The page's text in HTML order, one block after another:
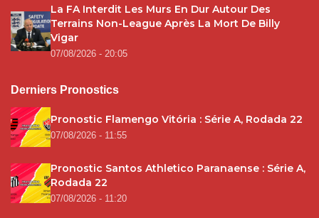
La FA Interdit Les Murs En Dur Autour Des
Terrains Non-League Après La Mort De Billy
Vigar
07/08/2026 - 20:05
Derniers Pronostics
Pronostic Flamengo Vitória : Série A, Rodada 22
07/08/2026 - 11:55
Pronostic Santos Athletico Paranaense : Série A,
Rodada 22
07/08/2026 - 11:20